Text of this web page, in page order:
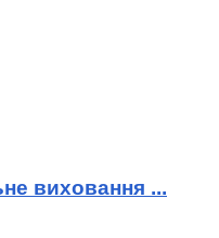
виховання ...